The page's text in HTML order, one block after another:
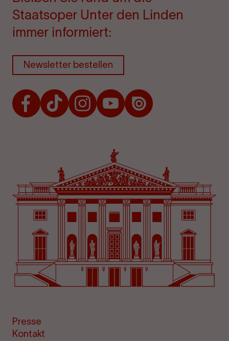
Staatsoper Unter den Linden
immer informiert:
Newsletter bestellen
FacebookTikTokInstagramYoutubeIssuu
Presse
Kontakt